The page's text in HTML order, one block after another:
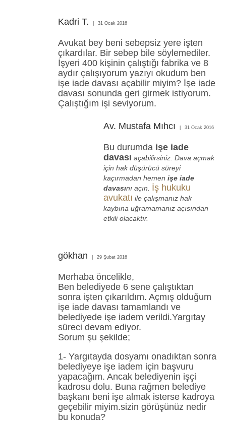
Kadri T. 31 Ocak 2016
Avukat bey beni sebepsiz yere işten
çıkardılar. Bir sebep bile söylemediler.
İşyeri 400 kişinin çalıştığı fabrika ve 8
aydır çalışıyorum yazıyı okudum ben
işe iade davası açabilir miyim? İşe iade
davası sonunda geri girmek istiyorum.
Çalıştığım işi seviyorum.
Av. Mustafa Mıhcı 31 Ocak 2016
Bu durumda işe iade
davası açabilirsiniz. Dava açmak
için hak düşürücü süreyi
kaçırmadan hemen işe iade
davasını açın. İş hukuku
avukatı ile çalışmanız hak
kaybına uğramamanız açısından
etkili olacaktır.
gökhan 29 Şubat 2016
Merhaba öncelikle,
Ben belediyede 6 sene çalıştıktan
sonra işten çıkarıldım. Açmış olduğum
işe iade davası tamamlandı ve
belediyede işe iadem verildi.Yargıtay
süreci devam ediyor.
Sorum şu şekilde;
1- Yargıtayda dosyamı onadıktan sonra
belediyeye işe iadem için başvuru
yapacağım. Ancak belediyenin işçi
kadrosu dolu. Buna rağmen belediye
başkanı beni işe almak isterse kadroya
geçebilir miyim.sizin görüşünüz nedir
bu konuda?